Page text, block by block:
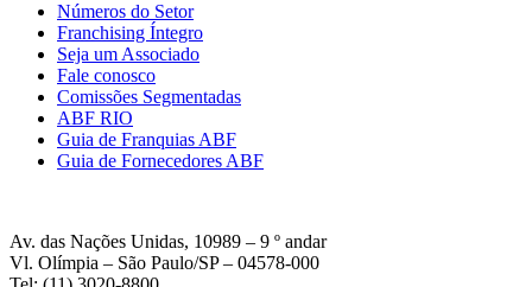
Números do Setor
Franchising Íntegro
Seja um Associado
Fale conosco
Comissões Segmentadas
ABF RIO
Guia de Franquias ABF
Guia de Fornecedores ABF
Av. das Nações Unidas, 10989 – 9 º andar
Vl. Olímpia – São Paulo/SP – 04578-000